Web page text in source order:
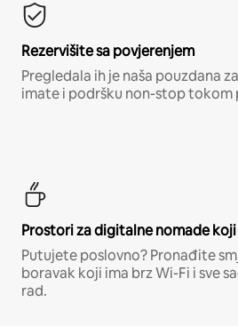
Rezervišite sa povjerenjem
Pregledala ih je naša pouzdana
imate i podršku non-stop tokom
Prostori za digitalne nomade
Putujete poslovno? Pronađite
boravak koji ima brz Wi-Fi i sve
rad.